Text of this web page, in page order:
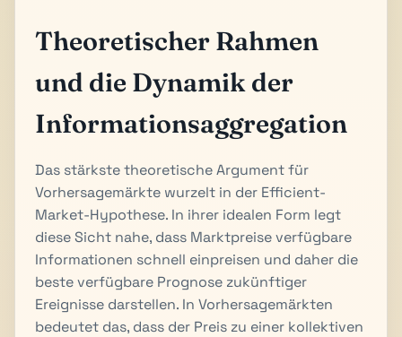
Theoretischer Rahmen
und die Dynamik der
Informationsaggregation
Das stärkste theoretische Argument für
Vorhersagemärkte wurzelt in der Efficient-
Market-Hypothese. In ihrer idealen Form legt
diese Sicht nahe, dass Marktpreise verfügbare
Informationen schnell einpreisen und daher die
beste verfügbare Prognose zukünftiger
Ereignisse darstellen. In Vorhersagemärkten
bedeutet das, dass der Preis zu einer kollektiven